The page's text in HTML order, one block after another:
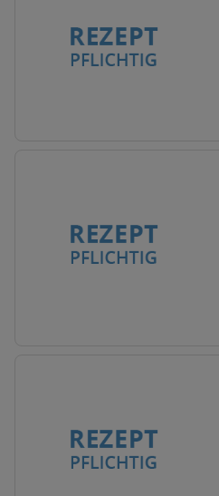
Statistiek & tracking:Hierdoor
website wordt gebruikt, die wij
u te maken. Wij wijzen u erop